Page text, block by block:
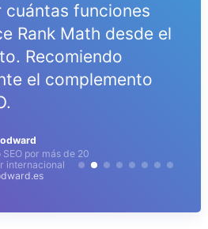
funciones
Rank Math desde el
Recomiendo
el complemento
por más de 20
internacional